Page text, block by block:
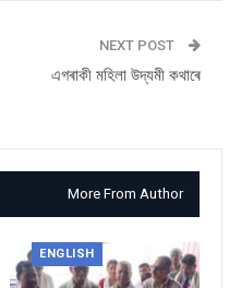
NEXT POST
এগৰাকী মহিলা উদ্যমী কথাৰে
More From Author
ENGLISH